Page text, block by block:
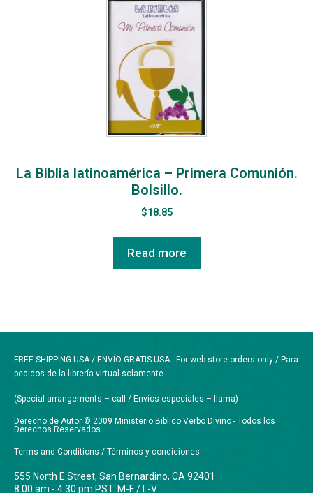
La Biblia latinoamérica – Primera Comunión.
Bolsillo.
$18.85
Read more
FREE SHIPPING USA / ENVÍO GRATIS USA - For web-store orders only / Para
pedidos de la librería virtual solamente
(Special arrangements – call / Envíos especiales – llama)
Derecho de Autor © 2009 Ministerio Biblico Verbo Divino - Todos los
Derechos Reservados
Terms and Conditions / Términos y condiciones
555 North E Street, San Bernardino, CA 92401
8:00 am - 4:30 pm PST. M-F / L-V